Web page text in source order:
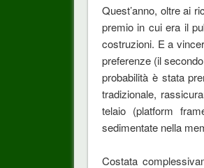
Quest’anno, oltre ai
premio in cui era il
costruzioni. E a
preferenze (il
probabilità è stata
tradizionale,
telaio (platform
sedimentate nella
Costata